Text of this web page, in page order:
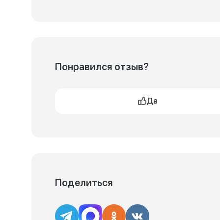
Понравился отзыв?
Да
Поделиться